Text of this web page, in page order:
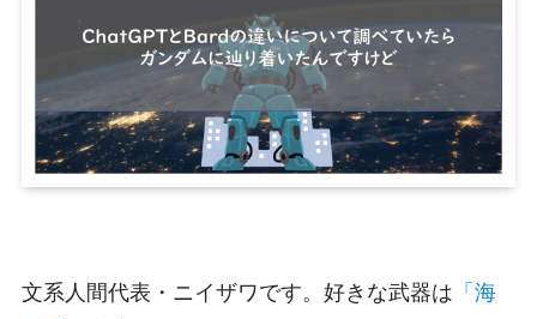
文系人間代表・ニイザワです。好きな武器は 「海